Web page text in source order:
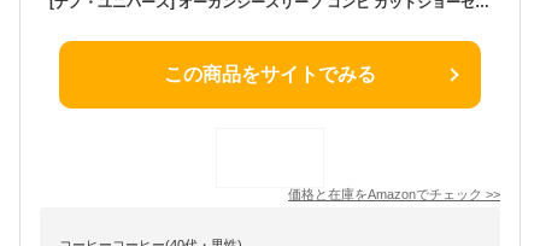
この商品をサイトでみる
価格と在庫をAmazonでチェック >>